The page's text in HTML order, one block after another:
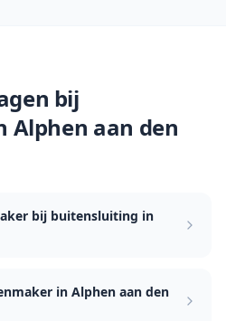
bij
Alphen aan den
bij buitensluiting in
in Alphen aan den